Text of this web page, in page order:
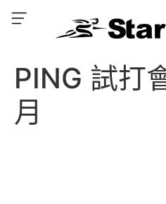
PING 試打
月